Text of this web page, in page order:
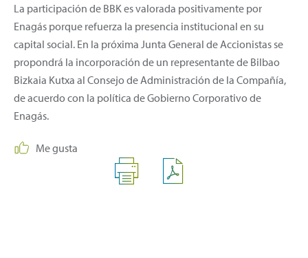
La participación de BBK es valorada positivamente por
Enagás porque refuerza la presencia institucional en su
capital social. En la próxima Junta General de Accionistas se
propondrá la incorporación de un representante de Bilbao
Bizkaia Kutxa al Consejo de Administración de la Compañía,
de acuerdo con la política de Gobierno Corporativo de
Enagás.
Me gusta